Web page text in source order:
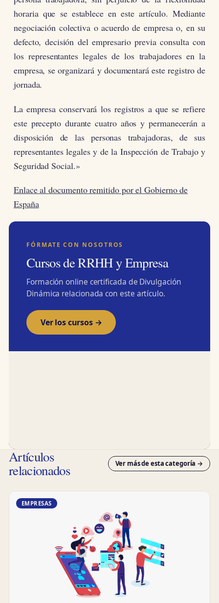
horaria que se establece en este artículo. Mediante
negociación colectiva o acuerdo de empresa o, en su
defecto, decisión del empresario previa consulta con
los representantes legales de los trabajadores en la
empresa, se organizará y documentará este registro de
jornada.
La empresa conservará los registros a que se refiere
este precepto durante cuatro años y permanecerán a
disposición de las personas trabajadoras, de sus
representantes legales y de la Inspección de Trabajo y
Seguridad Social.»
Enlace al documento remitido por el Gobierno de
España
FÓRMATE CON NOSOTROS
Cursos de RRHH y Empresa
Formación online certificada de Divulgación
Dinámica relacionada con este artículo.
Ver los cursos →
Artículos
relacionados Ver más de esta categoría →
EMPRESAS